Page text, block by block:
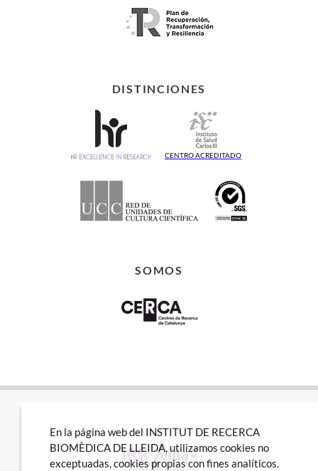
DISTINCIONES
CENTRO ACREDITADO
SOMOS
En la página web del INSTITUT DE RECERCA
BIOMÈDICA DE LLEIDA, utilizamos cookies no
exceptuadas, cookies propias con fines analíticos.